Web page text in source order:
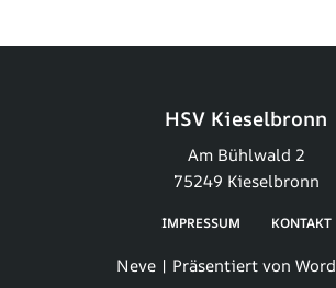
HSV Kieselbronn
Am Bühlwald 2
75249 Kieselbronn
IMPRESSUM KONTAKT
Neve| Präsentiert von